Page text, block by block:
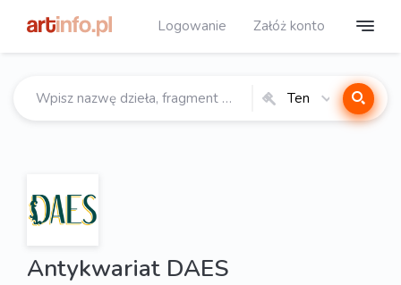
Logowanie Załóż konto
Ten
Antykwariat DAES